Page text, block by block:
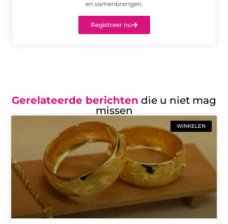
en samenbrengen.
Registreer nu
Gerelateerde berichten die u niet mag
missen
WINKELEN